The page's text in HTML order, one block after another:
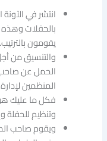
انتشر في
بالحفلات
يقومون بالترتيب.
والتنسيق من
الحمل عن صاحب
المنظمين
فكل ما عليك
وتنظيم للحفلة
ويقوم صاحب